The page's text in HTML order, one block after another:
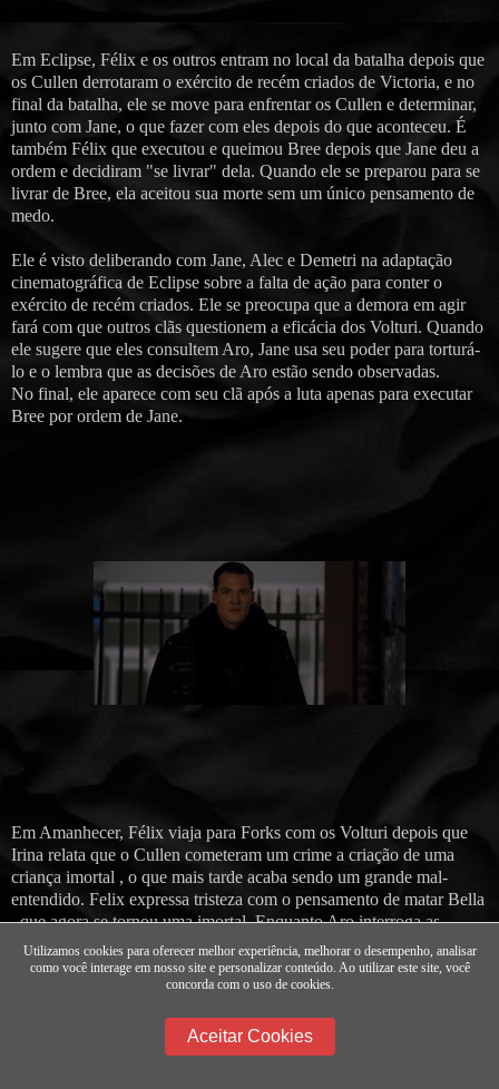
Em Eclipse, Félix e os outros entram no local da batalha depois que
os Cullen derrotaram o exército de recém criados de Victoria, e no
final da batalha, ele se move para enfrentar os Cullen e determinar,
junto com Jane, o que fazer com eles depois do que aconteceu. É
também Félix que executou e queimou Bree depois que Jane deu a
ordem e decidiram "se livrar" dela. Quando ele se preparou para se
livrar de Bree, ela aceitou sua morte sem um único pensamento de
medo.
Ele é visto deliberando com Jane, Alec e Demetri na adaptação
cinematográfica de Eclipse sobre a falta de ação para conter o
exército de recém criados. Ele se preocupa que a demora em agir
fará com que outros clãs questionem a eficácia dos Volturi. Quando
ele sugere que eles consultem Aro, Jane usa seu poder para torturá-
lo e o lembra que as decisões de Aro estão sendo observadas.
No final, ele aparece com seu clã após a luta apenas para executar
Bree por ordem de Jane.
Em Amanhecer, Félix viaja para Forks com os Volturi depois que
Irina relata que o Cullen cometeram um crime a criação de uma
criança imortal , o que mais tarde acaba sendo um grande mal-
entendido. Felix expressa tristeza com o pensamento de matar Bella
, que agora se tornou uma imortal. Enquanto Aro interroga as
testemunhas dos Cullen, Felix é um dos três guardas escolhidos
para protegê-lo, os outros são Demetri e Renata. Ele retorna a
Volterra com seu clã após o confronto terminar "quase"
Utilizamos cookies para oferecer melhor experiência, melhorar o desempenho, analisar
como você interage em nosso site e personalizar conteúdo. Ao utilizar este site, você
concorda com o uso de cookies.
Aceitar Cookies